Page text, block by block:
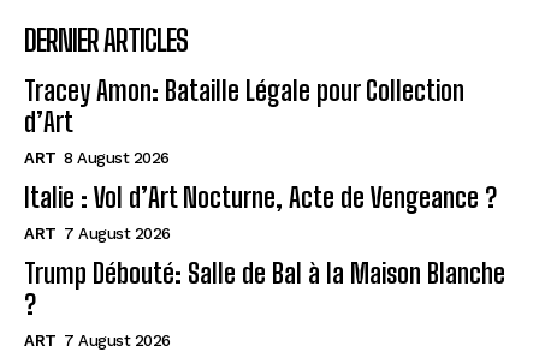
DERNIER ARTICLES
Tracey Amon: Bataille Légale pour Collection
d’Art
ART 8 August 2026
Italie : Vol d’Art Nocturne, Acte de Vengeance ?
ART 7 August 2026
Trump Débouté: Salle de Bal à la Maison Blanche
?
ART 7 August 2026